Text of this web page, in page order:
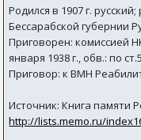
Родился в 1907 г.
Бессарабской губернии
Приговорен: комиссией
января 1938 г., обв.: по
Приговор: к ВМН
Источник: Книга памяти
http://lists.memo.ru/